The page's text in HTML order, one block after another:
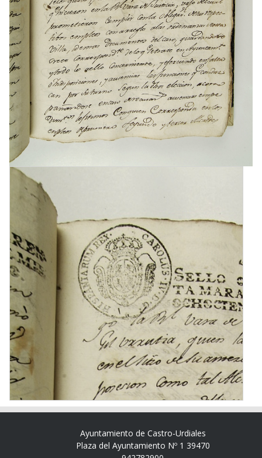
Ayuntamiento de Castro-Urdiales
Plaza del Ayuntamiento Nº 1 39470